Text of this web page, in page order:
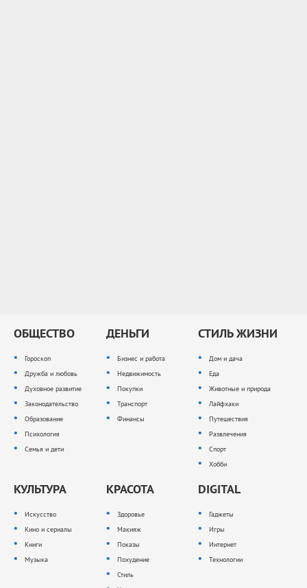
ОБЩЕСТВО
Гороскоп
Дружба и любовь
Духовное развитие
Законодательство
Образование
Психология
Семья и дети
ДЕНЬГИ
Бизнес и работа
Недвижимость
Покупки
Транспорт
Финансы
СТИЛЬ ЖИЗНИ
Дом и дача
Еда
Животные и природа
Лайфхаки
Путешествия
Развлечения
Спорт
Хобби
КУЛЬТУРА
Искусство
Кино и сериалы
Книги
Музыка
КРАСОТА
Здоровье
Макияж
Показы
Похудение
Стиль
DIGITAL
Гаджеты
Игры
Интернет
Технологии